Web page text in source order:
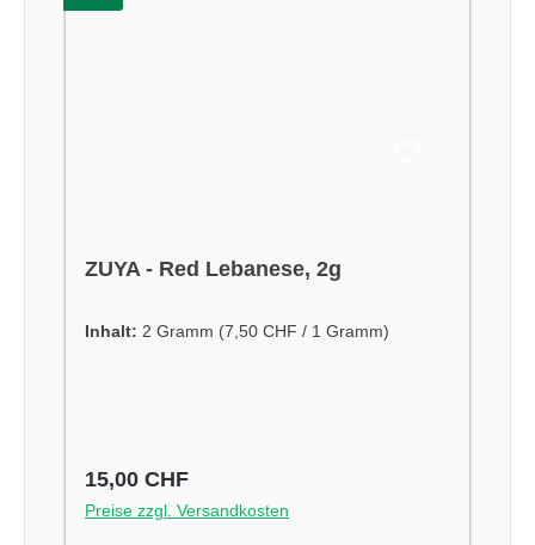
ZUYA - Red Lebanese, 2g
Inhalt: 2 Gramm (7,50 CHF / 1 Gramm)
Regulärer Preis:
15,00 CHF
Preise zzgl. Versandkosten